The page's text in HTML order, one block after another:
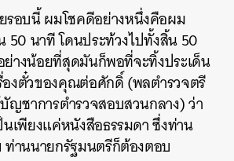
รอบนี้ ผมโชคดีอย่างหนึ่งคือผม
50 นาที โดนประท้วงไปทั้งสิ้น 50
ย่างน้อยที่สุดมันก็พอที่จะทิ้งประเด็น
องตั๋วของคุณต่อศักดิ์ (พลตำรวจตรี
ชาการตำรวจสอบสวนกลาง) ว่า
เพียงแค่หนังสือธรรมดา ซึ่งท่าน
านนายกรัฐมนตรีก็ต้องตอบ